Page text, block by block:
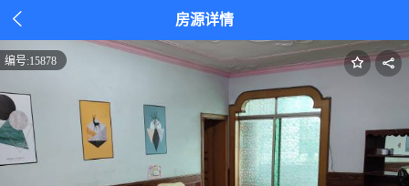
 房源详情
编号:15878